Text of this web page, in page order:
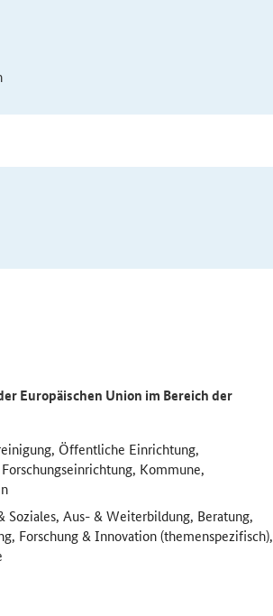
Europäischen Union im Bereich der
Öffentliche Einrichtung,
Kommune,
Soziales, Aus- & Weiterbildung, Beratung,
Forschung & Innovation (themenspezifisch),